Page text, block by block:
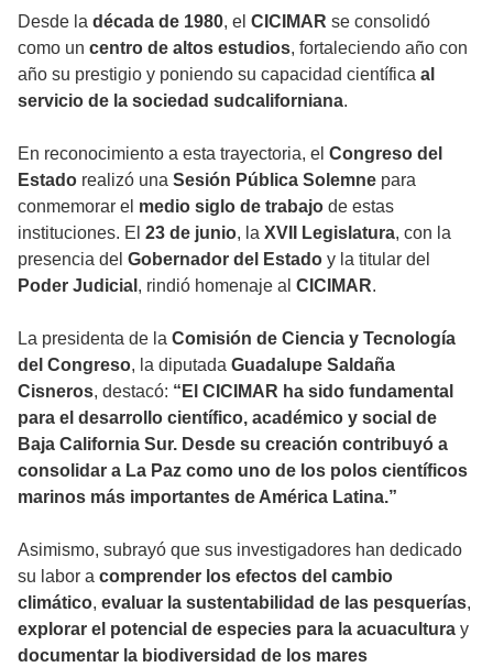
Desde la década de 1980, el CICIMAR se consolidó
como un centro de altos estudios, fortaleciendo año con
año su prestigio y poniendo su capacidad científica al
servicio de la sociedad sudcaliforniana.
En reconocimiento a esta trayectoria, el Congreso del
Estado realizó una Sesión Pública Solemne para
conmemorar el medio siglo de trabajo de estas
instituciones. El 23 de junio, la XVII Legislatura, con la
presencia del Gobernador del Estado y la titular del
Poder Judicial , rindió homenaje al CICIMAR.
La presidenta de la Comisión de Ciencia y Tecnología
del Congreso, la diputada Guadalupe Saldaña
Cisneros, destacó: “El CICIMAR ha sido fundamental
para el desarrollo científico, académico y social de
Baja California Sur. Desde su creación contribuyó a
consolidar a La Paz como uno de los polos científicos
marinos más importantes de América Latina.”
Asimismo, subrayó que sus investigadores han dedicado
su labor a comprender los efectos del cambio
climático, evaluar la sustentabilidad de las pesquerías,
explorar el potencial de especies para la acuacultura y
documentar la biodiversidad de los mares